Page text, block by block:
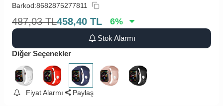
Barkod:8682875277811
487,03 TL458,40 TL 6%
Stok Alarmı
Diğer Seçenekler
Fiyat Alarmı Paylaş